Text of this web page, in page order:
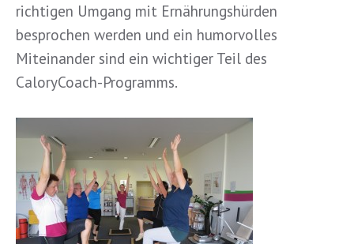
richtigen Umgang mit Ernährungshürden
besprochen werden und ein humorvolles
Miteinander sind ein wichtiger Teil des
CaloryCoach-Programms.